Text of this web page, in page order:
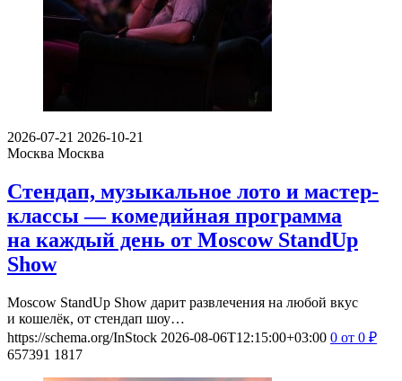
2026-07-21 2026-10-21
Москва Москва
Стендап, музыкальное лото и мастер-
классы — комедийная программа
на каждый день от Moscow StandUp
Show
Moscow StandUp Show дарит развлечения на любой вкус
и кошелёк, от стендап шоу…
https://schema.org/InStock 2026-08-06T12:15:00+03:00 0 от 0 ₽
657391 1817